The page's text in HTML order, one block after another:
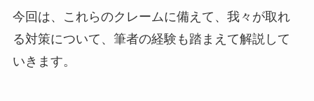
今回は、これらのクレームに備えて、我々が取れ
る対策について、筆者の経験も踏まえて解説して
いきます。